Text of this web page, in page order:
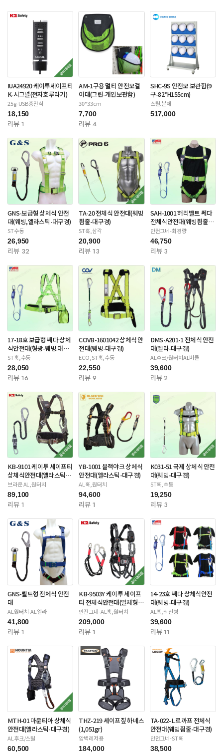
IUA24920 케이투세이프티
K-시그널(전자호루라기)
25g-USB충전식
18,150
리뷰 1
AM-1구용 멀티 안전모걸
이대(그린-개인보관함)
30*33cm
7,700
리뷰 4
SHC-9S 안전모 보관함(9
구-82*H155cm)
스틸.분체
517,000
GNS-보급형 상체식 안전
대(웨빙,엘라스틱-대구경)
ST수동
26,950
리뷰 32
TA-20 전체식 안전대(웨빙
죔줄-대구경)
ST훅,삼각
20,900
리뷰 13
SAH-1001 허리벨트 쎄다
전체식안전대(웨빙죔줄-
대구경)
안전그네-최경량
46,750
리뷰 3
17-18호 보급형 쎄다 상체
식안전대(형광-웨빙.대구
경)
ST훅,수동
28,050
리뷰 16
COVB-1601042 상체식 안
전대(웨빙-대구경)
ECO,ST훅,수동
22,550
리뷰 9
DMS-A201-1 전체식 안전
대(엘라-대구경)
AL후크/원터치AL버클
39,600
리뷰 2
KB-9101 케이투 세이프티
상체식안전대(엘라스틱-
대구경)
브라운 AL,원터치
89,100
리뷰 1
YB-1001 블랙야크 상체식
안전대(엘라스틱-대구경)
AL훅,원터치
94,600
리뷰 1
K031-51 국제 상체식 안전
대(웨빙-대구경)
ST훅,수동
19,250
리뷰 3
GNS-벨트형 전체식 안전
대
AL원터치-AL엘라
41,800
리뷰 1
KB-9503Y 케이투 세이프
티 전체식안전대(일체형죔
줄-더블대구경)
안전그네-AL훅,원터치
209,000
리뷰 1
14-23호 쎄다 상체식안전
대(웨빙-대구경)
AL훅,최신형
39,600
리뷰 11
MTH-01 마운티아 상체식
안전대(엘라스틱-대구경)
AL후크/스틸
60,500
THZ-219 세이프짚 하네스
(1,051gr)
암벽레저용
184,000
TA-022-L 르까프 전체식
안전대(웨빙죔줄-대구경)
안전그네-ST훅
38,500